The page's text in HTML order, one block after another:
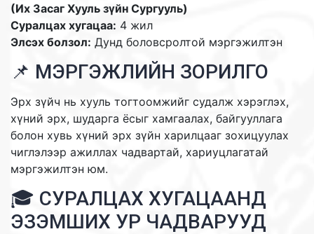
(Их Засаг Хууль зүйн Сургууль)
Суралцах хугацаа: 4 жил
Элсэх болзол: Дунд боловсролтой мэргэжилтэн
📌 МЭРГЭЖЛИЙН ЗОРИЛГО
Эрх зүйч нь хууль тогтоомжийг судалж хэрэглэх,
хүний эрх, шударга ёсыг хамгаалах, байгууллага
болон хувь хүний эрх зүйн харилцааг зохицуулах
чиглэлээр ажиллах чадвартай, хариуцлагатай
мэргэжилтэн юм.
🎓 СУРАЛЦАХ ХУГАЦААНД
ЭЗЭМШИХ УР ЧАДВАРУУД